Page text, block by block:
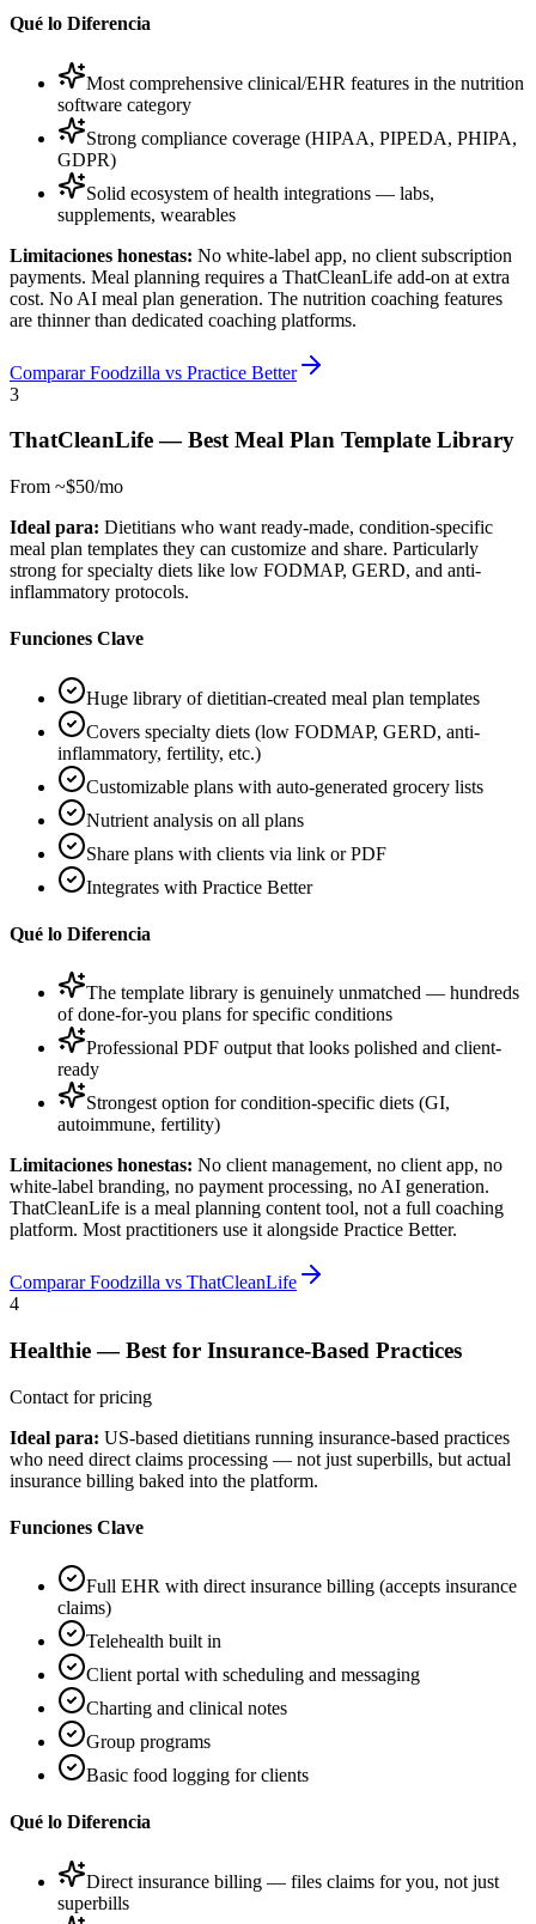
Qué lo Diferencia
Most comprehensive clinical/EHR features in the nutrition
software category
Strong compliance coverage (HIPAA, PIPEDA, PHIPA,
GDPR)
Solid ecosystem of health integrations — labs,
supplements, wearables
Limitaciones honestas: No white-label app, no client subscription
payments. Meal planning requires a ThatCleanLife add-on at extra
cost. No AI meal plan generation. The nutrition coaching features
are thinner than dedicated coaching platforms.
Comparar Foodzilla vs Practice Better
3
ThatCleanLife —Best Meal Plan Template Library
From ~$50/mo
Ideal para: Dietitians who want ready-made, condition-specific
meal plan templates they can customize and share. Particularly
strong for specialty diets like low FODMAP, GERD, and anti-
inflammatory protocols.
Funciones Clave
Huge library of dietitian-created meal plan templates
Covers specialty diets (low FODMAP, GERD, anti-
inflammatory, fertility, etc.)
Customizable plans with auto-generated grocery lists
Nutrient analysis on all plans
Share plans with clients via link or PDF
Integrates with Practice Better
Qué lo Diferencia
The template library is genuinely unmatched — hundreds
of done-for-you plans for specific conditions
Professional PDF output that looks polished and client-
ready
Strongest option for condition-specific diets (GI,
autoimmune, fertility)
Limitaciones honestas: No client management, no client app, no
white-label branding, no payment processing, no AI generation.
ThatCleanLife is a meal planning content tool, not a full coaching
platform. Most practitioners use it alongside Practice Better.
Comparar Foodzilla vs ThatCleanLife
4
Healthie —Best for Insurance-Based Practices
Contact for pricing
Ideal para: US-based dietitians running insurance-based practices
who need direct claims processing — not just superbills, but actual
insurance billing baked into the platform.
Funciones Clave
Full EHR with direct insurance billing (accepts insurance
claims)
Telehealth built in
Client portal with scheduling and messaging
Charting and clinical notes
Group programs
Basic food logging for clients
Qué lo Diferencia
Direct insurance billing — files claims for you, not just
superbills